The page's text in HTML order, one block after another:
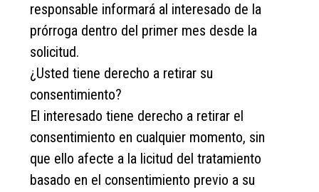
responsable informará al interesado de la
prórroga dentro del primer mes desde la
solicitud.
¿Usted tiene derecho a retirar su
consentimiento?
El interesado tiene derecho a retirar el
consentimiento en cualquier momento, sin
que ello afecte a la licitud del tratamiento
basado en el consentimiento previo a su